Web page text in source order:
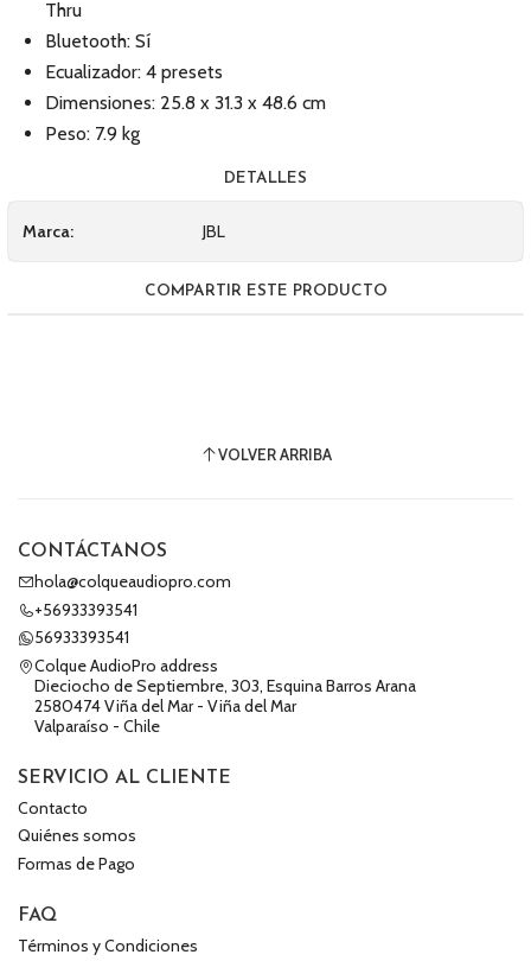
Thru
Bluetooth: Sí
Ecualizador: 4 presets
Dimensiones: 25.8 x 31.3 x 48.6 cm
Peso: 7.9 kg
DETALLES
Marca: JBL
COMPARTIR ESTE PRODUCTO
VOLVER ARRIBA
CONTÁCTANOS
hola@colqueaudiopro.com
+56933393541
56933393541
Colque AudioPro address
Dieciocho de Septiembre, 303, Esquina Barros Arana
2580474 Viña del Mar - Viña del Mar
Valparaíso - Chile
SERVICIO AL CLIENTE
Contacto
Quiénes somos
Formas de Pago
FAQ
Términos y Condiciones